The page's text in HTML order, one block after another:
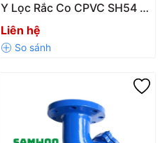
Y Lọc Rắc Co CPVC SH54 /
SH54-V Chính Hãng, Chịu
Nhiệt Tốt, Áp Lực PN10
Liên hệ